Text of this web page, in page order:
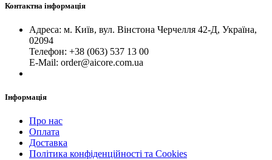
Контактна інформація
Адреса: м. Київ, вул. Вінстона Черчелля 42-Д, Україна,
02094
Телефон: +38 (063) 537 13 00
Е-Mail: order@aicore.com.ua
Інформація
Про нас
Оплата
Доставка
Політика конфіденційності та Cookies